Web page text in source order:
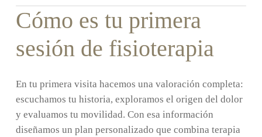
· Hipotonía o hipertonía del suelo
pélvico
· Estreñimiento crónico
· Diástasis abdominal
· Vaginismo
· Contracturas musculares
· Puntos gatillo miofasciales
· Dolor cervical
· Lumbalgia crónica
· Ciática
· Síndrome del piramidal
Cómo es tu primera
sesión de fisioterapia
En tu primera visita hacemos una valoración completa:
escuchamos tu historia, exploramos el origen del dolor
y evaluamos tu movilidad. Con esa información
diseñamos un plan personalizado que combina terapia